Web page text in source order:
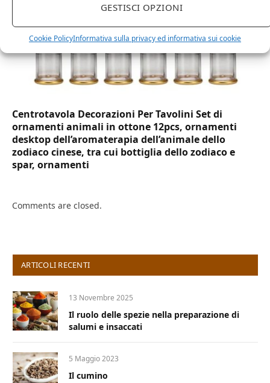
GESTISCI OPZIONI
Cookie PolicyInformativa sulla privacy ed informativa sui cookie
Centrotavola Decorazioni Per Tavolini Set di
ornamenti animali in ottone 12pcs, ornamenti
desktop dell’aromaterapia dell’animale dello
zodiaco cinese, tra cui bottiglia dello zodiaco e
spar, ornamenti
Comments are closed.
ARTICOLI RECENTI
13 Novembre 2025
Il ruolo delle spezie nella preparazione di
salumi e insaccati
5 Maggio 2023
Il cumino